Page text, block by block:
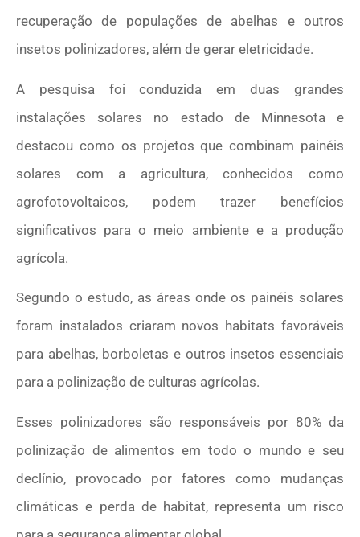
recuperação de populações de abelhas e outros
insetos polinizadores, além de gerar eletricidade.
A pesquisa foi conduzida em duas grandes
instalações solares no estado de Minnesota e
destacou como os projetos que combinam painéis
solares com a agricultura, conhecidos como
agrofotovoltaicos, podem trazer benefícios
significativos para o meio ambiente e a produção
agrícola.
Segundo o estudo, as áreas onde os painéis solares
foram instalados criaram novos habitats favoráveis
para abelhas, borboletas e outros insetos essenciais
para a polinização de culturas agrícolas.
Esses polinizadores são responsáveis por 80% da
polinização de alimentos em todo o mundo e seu
declínio, provocado por fatores como mudanças
climáticas e perda de habitat, representa um risco